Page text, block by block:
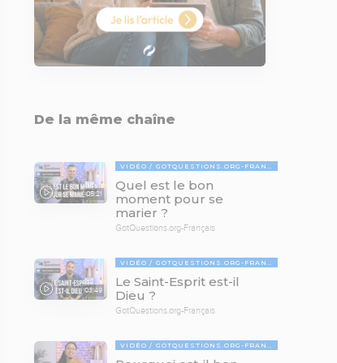
De la même chaîne
05:21
VIDÉO GOTQUESTIONS.ORG-FRANÇAIS
Quel est le bon
moment pour se
marier ?
GotQuestions.org-Français
03:49
VIDÉO GOTQUESTIONS.ORG-FRANÇAIS
Le Saint-Esprit est-il
Dieu ?
GotQuestions.org-Français
VIDÉO GOTQUESTIONS.ORG-FRANÇAIS